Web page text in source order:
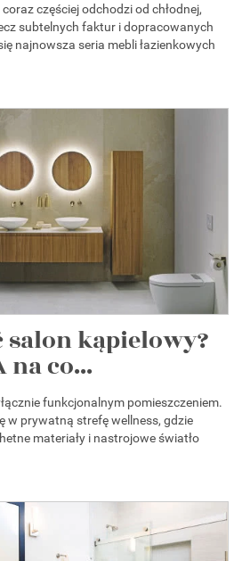
częściej odchodzi od chłodnej,
subtelnych faktur i dopracowanych
najnowsza seria mebli łazienkowych
kąpielowy?
na co...
funkcjonalnym pomieszczeniem.
w prywatną strefę wellness, gdzie
materiały i nastrojowe światło